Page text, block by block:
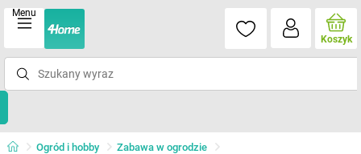
Menu
Koszyk
Ogród i hobby
Zabawa w ogrodzie